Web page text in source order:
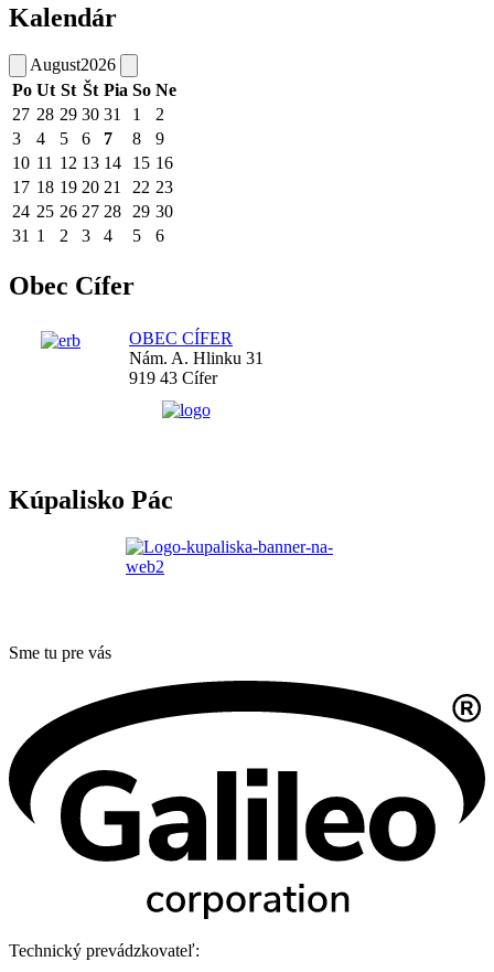
Kalendár
August2026
Po Ut St Št Pia So Ne
27 28 29 30 31 1
2
3
4 5 6 7 8
9
10 11 12 13 14 15 16
17 18 19 20 21 22 23
24 25 26 27 28 29 30
31 1 2 3 4 5 6
Obec Cífer
OBEC CÍFER
Nám. A. Hlinku 31
919 43 Cífer
Kúpalisko Pác
Sme tu pre vás
Technický prevádzkovateľ: